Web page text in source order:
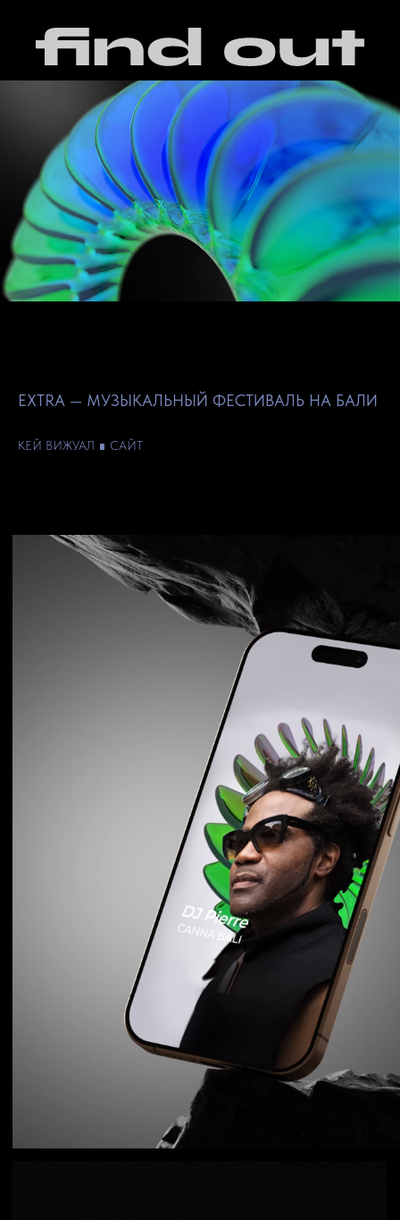
EXTRA — МУЗЫКАЛЬНЫЙ ФЕСТИВАЛЬ НА БАЛИ
КЕЙ ВИЖУАЛ ∎ САЙТ